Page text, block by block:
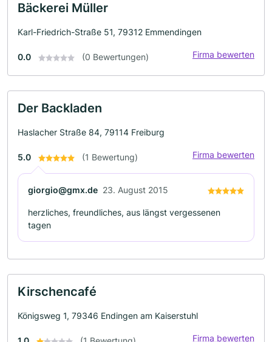
Bäckerei Müller
Karl-Friedrich-Straße 51, 79312 Emmendingen
0.0 (0 Bewertungen) Firma bewerten
Der Backladen
Haslacher Straße 84, 79114 Freiburg
5.0 (1 Bewertung) Firma bewerten
giorgio@gmx.de 23. August 2015
herzliches, freundliches, aus längst vergessenen
tagen
Kirschencafé
Königsweg 1, 79346 Endingen am Kaiserstuhl
Firma bewerten